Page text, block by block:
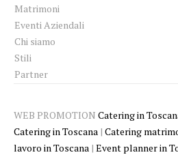
Matrimoni
Eventi Aziendali
Chi siamo
Stili
Partner
WEB PROMOTION Catering in
Catering in Toscana | Catering
lavoro in Toscana | Event planner in